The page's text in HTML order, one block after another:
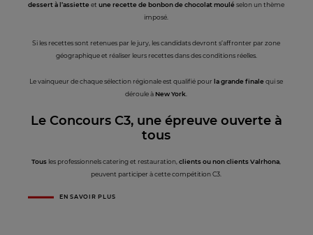
dessert à l’assietteetune recette de bonbon de chocolat mouléselon un thème
imposé.
Si les recettes sont retenues par le jury, les candidats devront s’affronter par zone
géographique et réaliser leurs recettes dans des conditions réelles.
Le vainqueur de chaque sélection régionale est qualifié pourla grande finalequi se
déroule à New York
Le Concours C3, une épreuve ouverte à
tous
Tous les professionnels catering et restauration,clients ou non clients Valrhona,
peuvent participer à cette compétition C3.
EN SAVOIR PLUS